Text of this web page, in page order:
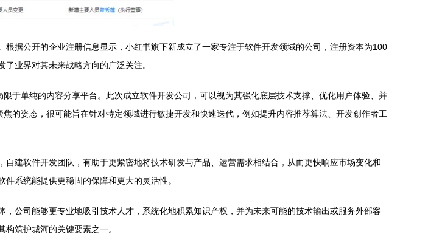
据公开的企业注册信息显示，小红书旗下新成立了一家专注于软件开发领域的公司，注册资本为100
业界对其未来战略方向的广泛关注。
于单纯的内容分享平台。此次成立软件开发公司，可以视为其强化底层技术支撑、优化用户体验、并
的姿态，很可能旨在针对特定领域进行敏捷开发和快速迭代，例如提升内容推荐算法、开发创作者工
建软件开发团队，有助于更紧密地将技术研发与产品、运营需求相结合，从而更快响应市场变化和
系统能提供更稳固的保障和更大的灵活性。
公司能够更专业地吸引技术人才，系统化地积累知识产权，并为未来可能的技术输出或服务外部客
筑护城河的关键要素之一。